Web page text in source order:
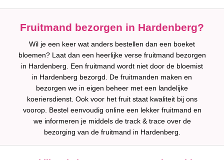
Fruitmand bezorgen in Hardenberg?
Wil je een keer wat anders bestellen dan een boeket
bloemen? Laat dan een heerlijke verse fruitmand bezorgen
in Hardenberg. Een fruitmand wordt niet door de bloemist
in Hardenberg bezorgd. De fruitmanden maken en
bezorgen we in eigen beheer met een landelijke
koeriersdienst. Ook voor het fruit staat kwaliteit bij ons
voorop. Bestel eenvoudig online een lekker fruitmand en
we informeren je middels de track & trace over de
bezorging van de fruitmand in Hardenberg.